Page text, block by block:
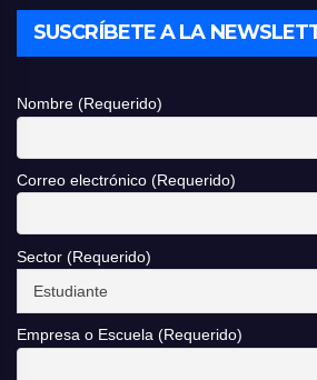
SUSCRÍBETE A LA
Nombre (Requerido)
Correo electrónico (Requerido)
Sector (Requerido)
Empresa o Escuela (Requerido)